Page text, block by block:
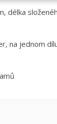
délka
na jednom